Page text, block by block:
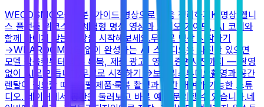
WECOSMO 오늘 5분, 가이드 명상으로 마음 정리하기 K-명상 웰니
스 플랫폼 위코스모. 체험형 명상 영상과 오디오 가이드, AI 코치와
함께 나에게 맞는 명상을 시작해보세요.무료로 명상 시작하기
→WEAROOM 촬영 없이 완성하는 AI 스튜디오옷 사진만 있으면
모델 착용컷부터 의류 룩북, 제품 광고, 영상, 증명사진까지 — 촬영
없이 AI로 만듭니다.
무료로 시작하기 →보통리스튜디오촬영과 공간
렌탈이 필요할 때
프로필·제품·룩북 촬영과 공간 대여가 가능한 스튜
디오. 네이버에서 공간을 둘러보고 바로 예약·문의할 수 있습니다.네